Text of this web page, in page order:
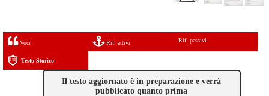
Voci Rif. attivi Rif. passivi
Testo Storico
Il testo aggiornato è in preparazione e verrà
pubblicato quanto prima